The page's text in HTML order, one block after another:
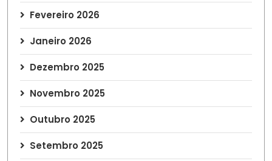
Fevereiro 2026
Janeiro 2026
Dezembro 2025
Novembro 2025
Outubro 2025
Setembro 2025